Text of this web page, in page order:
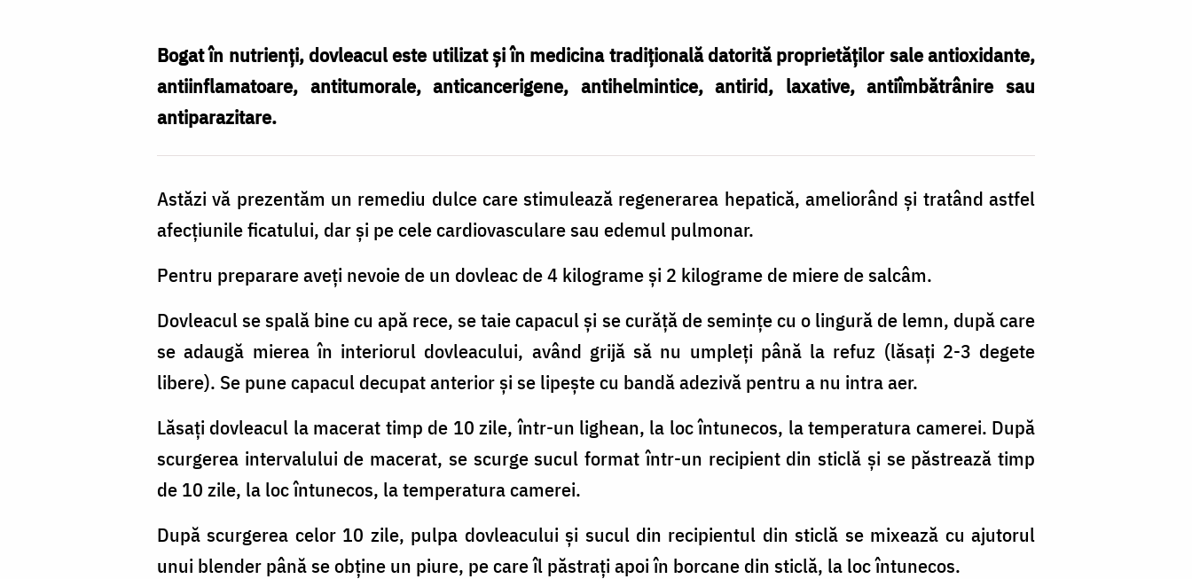
Bogat în nutrienți, dovleacul este utilizat și în medicina tradițională datorită proprietăților sale antioxidante,
antiinflamatoare, antitumorale, anticancerigene, antihelmintice, antirid, laxative, antiîmbătrânire sau
antiparazitare.
Astăzi vă prezentăm un remediu dulce care stimulează regenerarea hepatică, ameliorând și tratând astfel
afecțiunile ficatului, dar și pe cele cardiovasculare sau edemul pulmonar.
Pentru preparare aveți nevoie de un dovleac de 4 kilograme și 2 kilograme de miere de salcâm.
Dovleacul se spală bine cu apă rece, se taie capacul și se curăță de semințe cu o lingură de lemn, după care
se adaugă mierea în interiorul dovleacului, având grijă să nu umpleți până la refuz (lăsați 2-3 degete
libere). Se pune capacul decupat anterior și se lipește cu bandă adezivă pentru a nu intra aer.
Lăsați dovleacul la macerat timp de 10 zile, într-un lighean, la loc întunecos, la temperatura camerei. După
scurgerea intervalului de macerat, se scurge sucul format într-un recipient din sticlă și se păstrează timp
de 10 zile, la loc întunecos, la temperatura camerei.
După scurgerea celor 10 zile, pulpa dovleacului și sucul din recipientul din sticlă se mixează cu ajutorul
unui blender până se obține un piure, pe care îl păstrați apoi în borcane din sticlă, la loc întunecos.